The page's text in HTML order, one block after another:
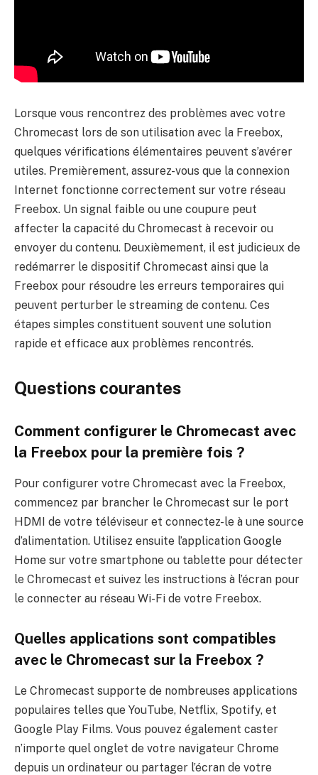
Lorsque vous rencontrez des problèmes avec votre
Chromecast lors de son utilisation avec la Freebox,
quelques vérifications élémentaires peuvent s’avérer
utiles. Premièrement, assurez-vous que la connexion
Internet fonctionne correctement sur votre réseau
Freebox. Un signal faible ou une coupure peut
affecter la capacité du Chromecast à recevoir ou
envoyer du contenu. Deuxièmement, il est judicieux de
redémarrer le dispositif Chromecast ainsi que la
Freebox pour résoudre les erreurs temporaires qui
peuvent perturber le streaming de contenu. Ces
étapes simples constituent souvent une solution
rapide et efficace aux problèmes rencontrés.
Questions courantes
Comment configurer le Chromecast avec
la Freebox pour la première fois ?
Pour configurer votre Chromecast avec la Freebox,
commencez par brancher le Chromecast sur le port
HDMI de votre téléviseur et connectez-le à une source
d’alimentation. Utilisez ensuite l’application Google
Home sur votre smartphone ou tablette pour détecter
le Chromecast et suivez les instructions à l’écran pour
le connecter au réseau Wi-Fi de votre Freebox.
Quelles applications sont compatibles
avec le Chromecast sur la Freebox ?
Le Chromecast supporte de nombreuses applications
populaires telles que YouTube, Netflix, Spotify, et
Google Play Films. Vous pouvez également caster
n’importe quel onglet de votre navigateur Chrome
depuis un ordinateur ou partager l’écran de votre